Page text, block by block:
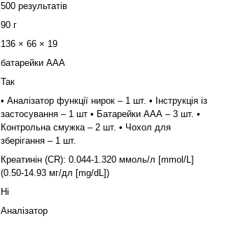
500 результатів
90 г
136 × 66 × 19
батарейки ААА
Так
• Аналізатор функції нирок – 1 шт. • Інструкція із
застосування – 1 шт • Батарейки ААА – 3 шт. •
Контрольна смужка – 2 шт. • Чохол для
зберігання – 1 шт.
Креатинін (CR): 0.044-1.320 ммоль/л [mmol/L]
(0.50-14.93 мг/дл [mg/dL])
Ні
Аналізатор